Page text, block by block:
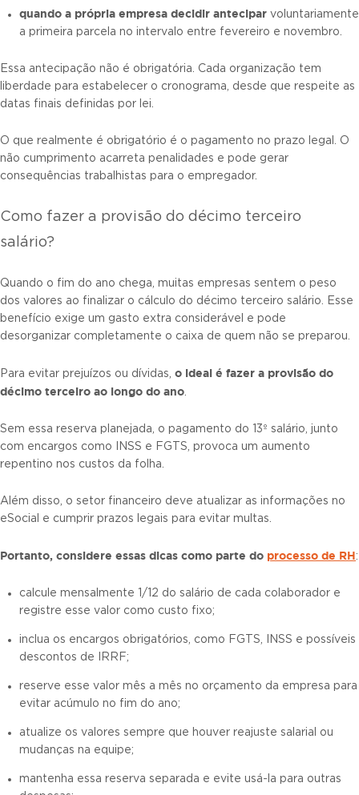
quando a própria empresa decidir antecipar voluntariamente
a primeira parcela no intervalo entre fevereiro e novembro.
Essa antecipação não é obrigatória. Cada organização tem
liberdade para estabelecer o cronograma, desde que respeite as
datas finais definidas por lei.
O que realmente é obrigatório é o pagamento no prazo legal. O
não cumprimento acarreta penalidades e pode gerar
consequências trabalhistas para o empregador.
Como fazer a provisão do décimo terceiro
salário?
Quando o fim do ano chega, muitas empresas sentem o peso
dos valores ao finalizar o cálculo do décimo terceiro salário. Esse
benefício exige um gasto extra considerável e pode
desorganizar completamente o caixa de quem não se preparou.
Para evitar prejuízos ou dívidas, o ideal é fazer a provisão do
décimo terceiro ao longo do ano.
Sem essa reserva planejada, o pagamento do 13º salário, junto
com encargos como INSS e FGTS, provoca um aumento
repentino nos custos da folha.
Além disso, o setor financeiro deve atualizar as informações no
eSocial e cumprir prazos legais para evitar multas.
Portanto, considere essas dicas como parte do processo de RH:
calcule mensalmente 1/12 do salário de cada colaborador e
registre esse valor como custo fixo;
inclua os encargos obrigatórios, como FGTS, INSS e possíveis
descontos de IRRF;
reserve esse valor mês a mês no orçamento da empresa para
evitar acúmulo no fim do ano;
atualize os valores sempre que houver reajuste salarial ou
mudanças na equipe;
mantenha essa reserva separada e evite usá-la para outras